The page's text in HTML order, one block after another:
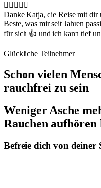
    
Danke Katja, die Reise mit dir
Beste, was mir seit Jahren
für sich 👍 und ich kann tief
Glückliche Teilnehmer
Schon vielen
rauchfrei zu sein
Weniger Asche
Rauchen
Befreie dich von deiner